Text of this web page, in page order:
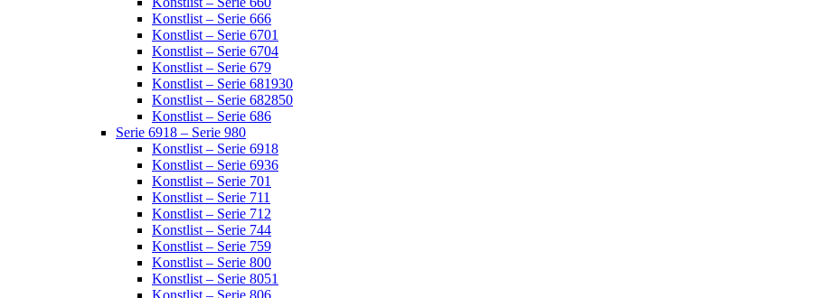
Konstlist – Serie 666
Konstlist – Serie 6701
Konstlist – Serie 6704
Konstlist – Serie 679
Konstlist – Serie 681930
Konstlist – Serie 682850
Konstlist – Serie 686
Serie 6918 – Serie 980
Konstlist – Serie 6918
Konstlist – Serie 6936
Konstlist – Serie 701
Konstlist – Serie 711
Konstlist – Serie 712
Konstlist – Serie 744
Konstlist – Serie 759
Konstlist – Serie 800
Konstlist – Serie 8051
Konstlist – Serie 806